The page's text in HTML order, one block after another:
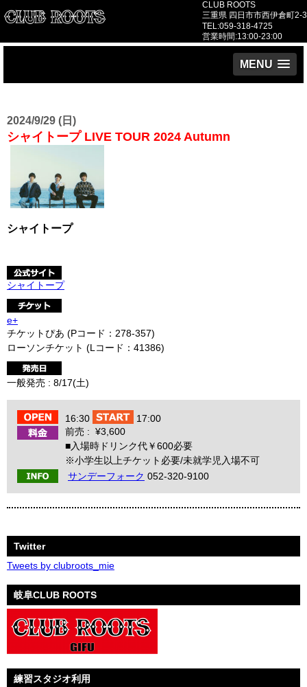
CLUB ROOTS
三重県 四日市市西伊倉町2-3
TEL:059-318-4725
営業時間:13:00-23:00
MENU
2024/9/29 (日)
シャイトープ LIVE TOUR 2024 Autumn
シャイトープ
シャイトープ
e+
チケットぴあ (Pコード：278-357)
ローソンチケット (Lコード：41386)
一般発売 : 8/17(土)
16:30
17:00
前売 : ¥3,600
■入場時ドリンク代￥600必要
※小学生以上チケット必要/未就学児入場不可
サンデーフォーク 052-320-9100
Twitter
Tweets by clubroots_mie
岐阜CLUB ROOTS
練習スタジオ利用